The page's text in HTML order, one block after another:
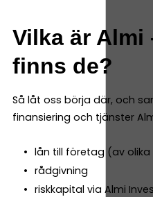
Vilka är Almi
finns de?
Så låt oss börja där, och
finansiering och tjänster
lån till företag (av olika
rådgivning
riskkapital via Almi